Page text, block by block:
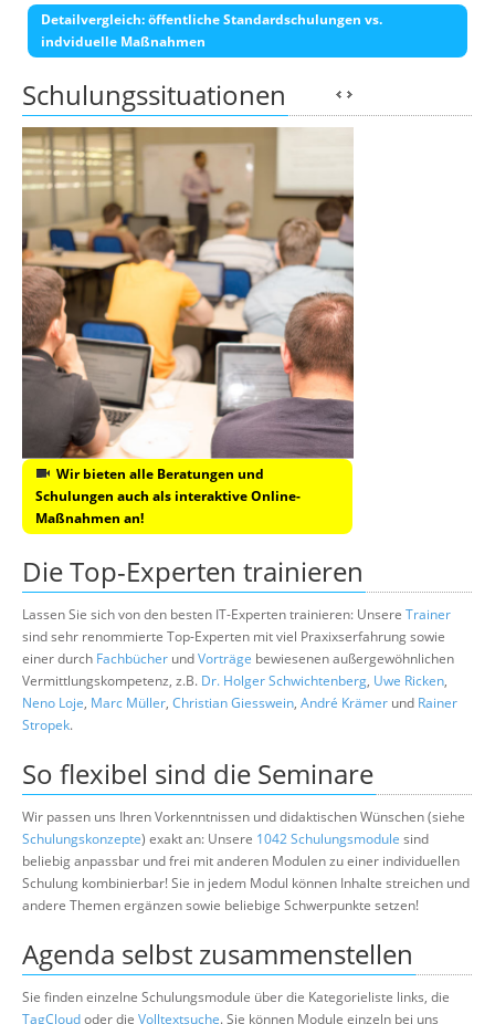
Detailvergleich: öffentliche Standardschulungen vs.
indviduelle Maßnahmen
Schulungssituationen
Wir bieten alle Beratungen und
Schulungen auch als interaktive Online-
Maßnahmen an!
Die Top-Experten trainieren
Lassen Sie sich von den besten IT-Experten trainieren: Unsere Trainer
sind sehr renommierte Top-Experten mit viel Praxixserfahrung sowie
einer durch Fachbücher undVorträge bewiesenen außergewöhnlichen
Vermittlungskompetenz, z.B. Dr. Holger Schwichtenberg, Uwe Ricken,
Neno Loje, Marc Müller, Christian Giesswein, André Krämer und Rainer
Stropek.
So flexibel sind die Seminare
Wir passen uns Ihren Vorkenntnissen und didaktischen Wünschen (siehe
Schulungskonzepte) exakt an: Unsere 1042 Schulungsmodule sind
beliebig anpassbar und frei mit anderen Modulen zu einer individuellen
Schulung kombinierbar! Sie in jedem Modul können Inhalte streichen und
andere Themen ergänzen sowie beliebige Schwerpunkte setzen!
Agenda selbst zusammenstellen
Sie finden einzelne Schulungsmodule über die Kategorieliste links, die
TagCloudoder die Volltextsuche. Sie können Module einzeln bei uns